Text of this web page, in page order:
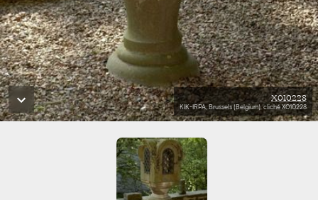
X010228
KIK-IRPA, Brussels (Belgium), cliché X010228